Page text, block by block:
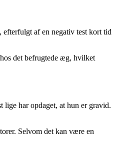
af en negativ test kort tid
det befrugtede æg, hvilket
lige har opdaget, at hun er gravid.
Selvom det kan være en